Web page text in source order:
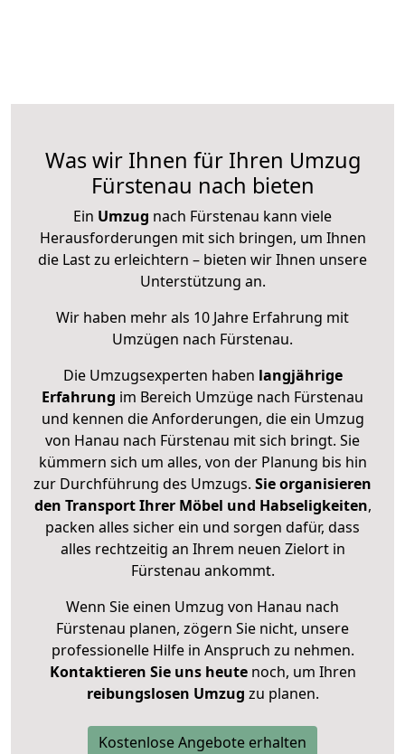
Was wir Ihnen für Ihren Umzug
Fürstenau nach bieten
Ein Umzug nach Fürstenau kann viele
Herausforderungen mit sich bringen, um Ihnen
die Last zu erleichtern – bieten wir Ihnen unsere
Unterstützung an.
Wir haben mehr als 10 Jahre Erfahrung mit
Umzügen nach Fürstenau.
Die Umzugsexperten haben langjährige
Erfahrung im Bereich Umzüge nach Fürstenau
und kennen die Anforderungen, die ein Umzug
von Hanau nach Fürstenau mit sich bringt. Sie
kümmern sich um alles, von der Planung bis hin
zur Durchführung des Umzugs. Sie organisieren
den Transport Ihrer Möbel und Habseligkeiten,
packen alles sicher ein und sorgen dafür, dass
alles rechtzeitig an Ihrem neuen Zielort in
Fürstenau ankommt.
Wenn Sie einen Umzug von Hanau nach
Fürstenau planen, zögern Sie nicht, unsere
professionelle Hilfe in Anspruch zu nehmen.
Kontaktieren Sie uns heutenoch, um Ihren
reibungslosen Umzug zu planen.
Kostenlose Angebote erhalten